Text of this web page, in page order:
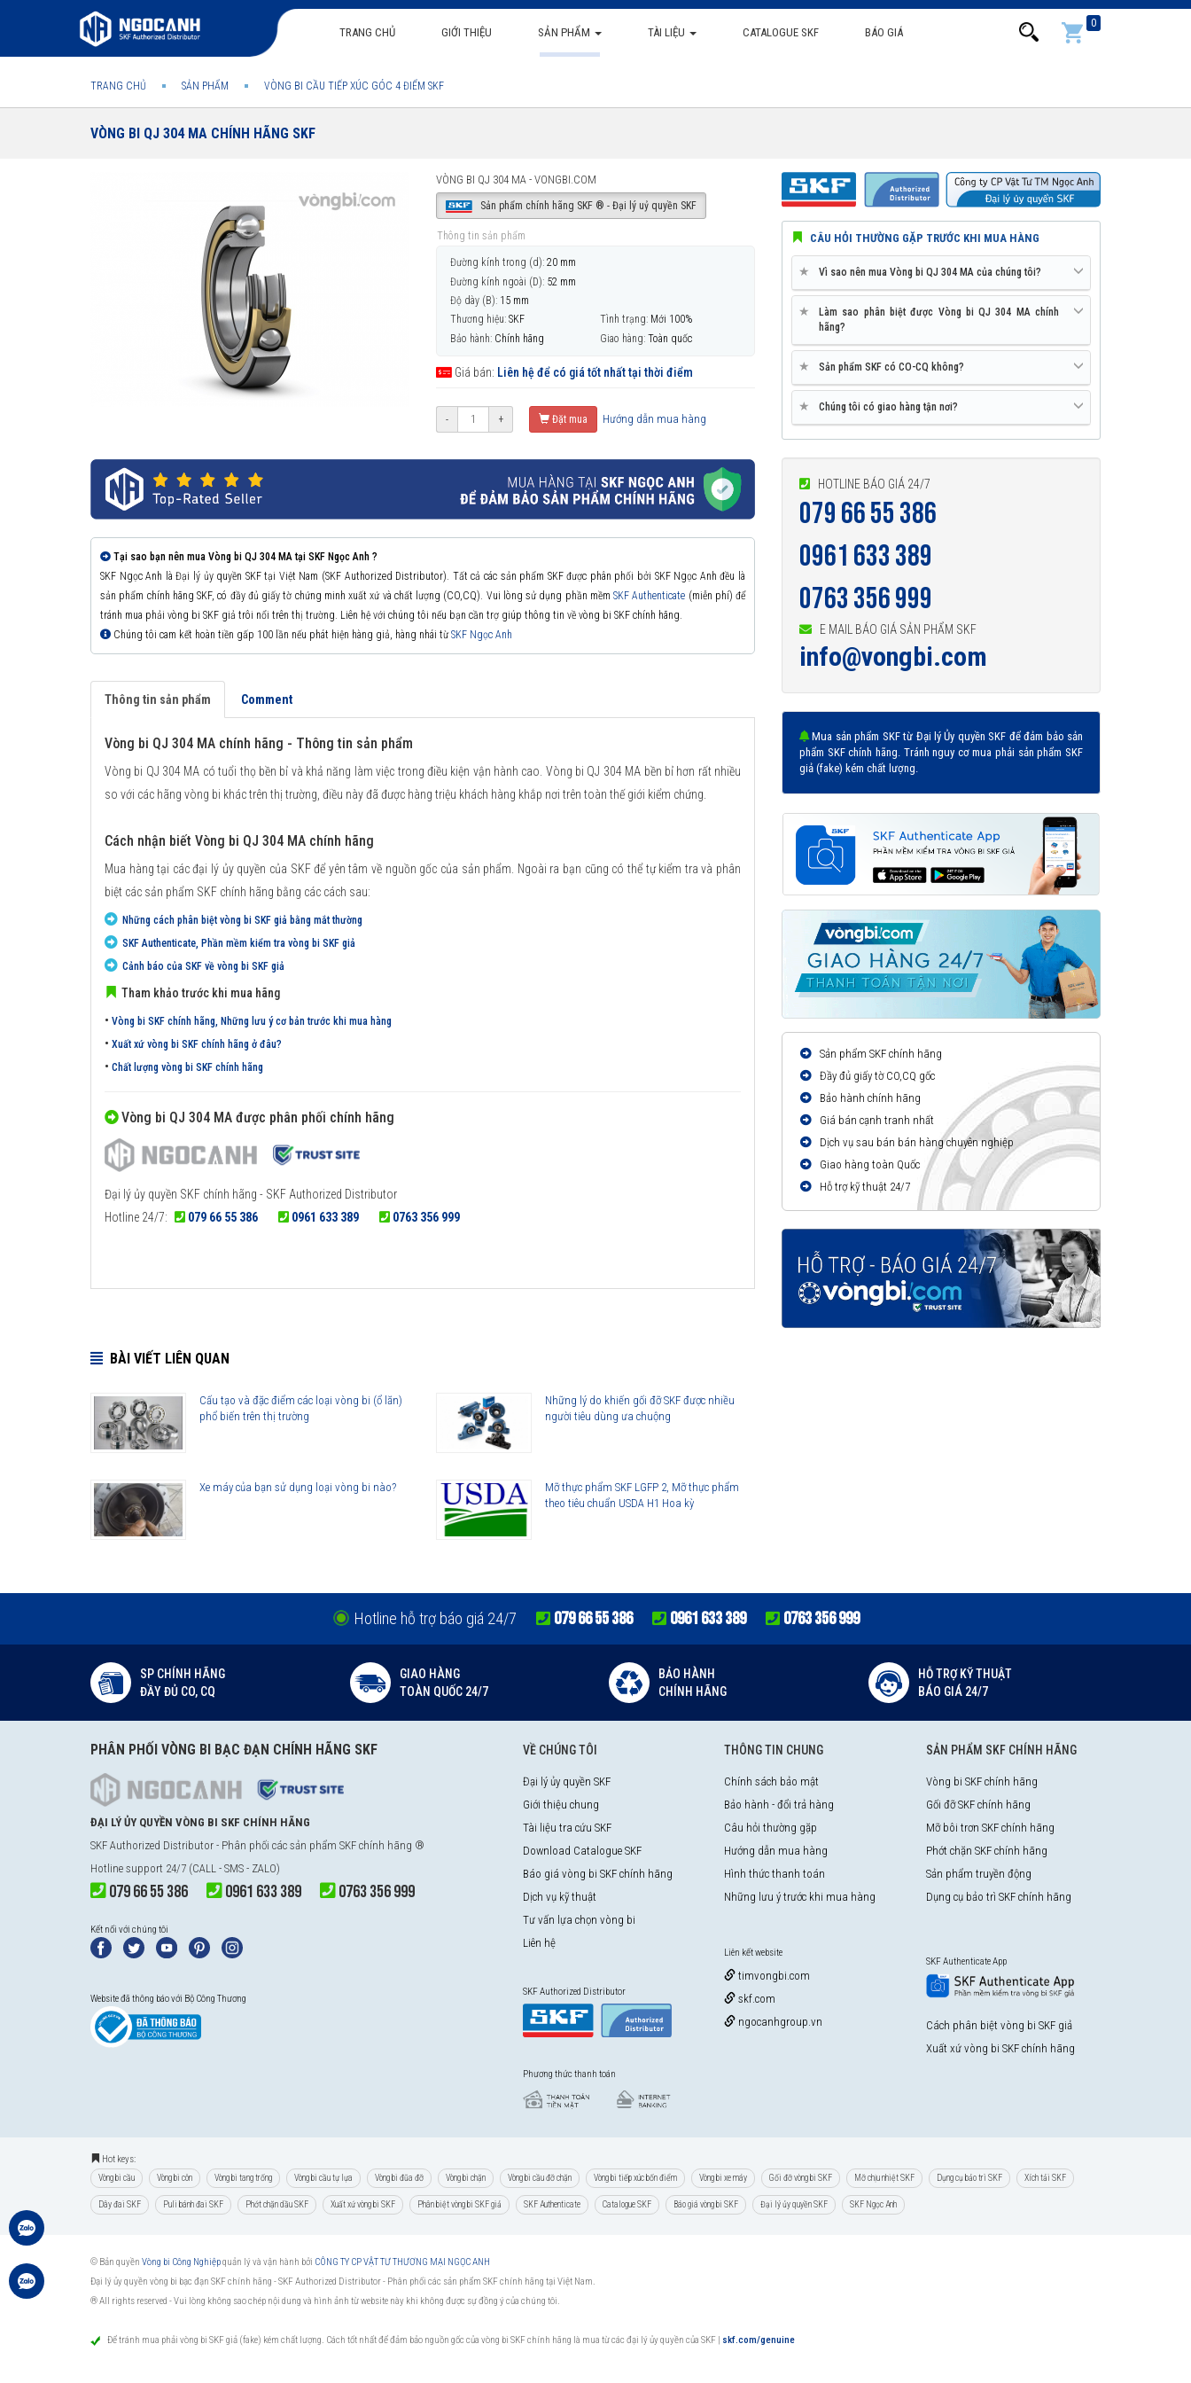
TRANG CHỦ GIỚI THIỆU SẢN PHẨM TÀI LIỆU CATALOGUE SKF BÁO GIÁ
0
TRANG CHỦ SẢN PHẨM VÒNG BI CẦU TIẾP XÚC GÓC 4 ĐIỂM SKF
VÒNG BI QJ 304 MA CHÍNH HÃNG SKF
VÒNG BI QJ 304 MA - VONGBI.COM
Sản phẩm chính hãng SKF ® - Đại lý uỷ quyền SKF
Thông tin sản phẩm
Đường kính trong (d): 20 mm
Đường kính ngoài (D): 52 mm
Độ dày (B): 15 mm
Thương hiệu: SKF Tình trạng: Mới 100%
Bảo hành: Chính hãng Giao hàng: Toàn quốc
Giá bán: Liên hệ để có giá tốt nhất tại thời điểm
- + Đặt mua Hướng dẫn mua hàng
Tại sao bạn nên mua Vòng bi QJ 304 MA tại SKF Ngọc Anh ?
SKF Ngọc Anh là Đại lý ủy quyền SKF tại Việt Nam (SKF Authorized Distributor). Tất cả các sản phẩm SKF được phân phối bởi SKF Ngọc Anh đều là
sản phẩm chính hãng SKF, có đầy đủ giấy tờ chứng minh xuất xứ và chất lượng (CO,CQ). Vui lòng sử dụng phần mềm SKF Authenticate (miễn phí) để
tránh mua phải vòng bi SKF giả trôi nổi trên thị trường. Liên hệ với chúng tôi nếu bạn cần trợ giúp thông tin về vòng bi SKF chính hãng.
Chúng tôi cam kết hoàn tiền gấp 100 lần nếu phát hiện hàng giả, hàng nhái từSKF Ngọc Anh
Thông tin sản phẩm Comment
Vòng bi QJ 304 MA chính hãng - Thông tin sản phẩm
Vòng bi QJ 304 MA có tuổi thọ bền bỉ và khả năng làm việc trong điều kiện vận hành cao. Vòng bi QJ 304 MA bền bỉ hơn rất nhiều
so với các hãng vòng bi khác trên thị trường, điều này đã được hàng triệu khách hàng khắp nơi trên toàn thế giới kiểm chứng.
Cách nhận biết Vòng bi QJ 304 MA chính hãng
Mua hàng tại các đại lý ủy quyền của SKF để yên tâm về nguồn gốc của sản phẩm. Ngoài ra bạn cũng có thể tự kiểm tra và phân
biệt các sản phẩm SKF chính hãng bằng các cách sau:
Những cách phân biệt vòng bi SKF giả bằng mắt thường
SKF Authenticate, Phần mềm kiểm tra vòng bi SKF giả
Cảnh báo của SKF về vòng bi SKF giả
Tham khảo trước khi mua hãng
• Vòng bi SKF chính hãng, Những lưu ý cơ bản trước khi mua hàng
• Xuất xứ vòng bi SKF chính hãng ở đâu?
• Chất lượng vòng bi SKF chính hãng
Vòng bi QJ 304 MA được phân phối chính hãng
Đại lý ủy quyền SKF chính hãng - SKF Authorized Distributor
Hotline 24/7:
079 66 55 386 0961 633 389 0763 356 999
BÀI VIẾT LIÊN QUAN
Cấu tạo và đặc điểm các loại vòng bi (ổ lăn)
phổ biến trên thị trường
Những lý do khiến gối đỡ SKF được nhiều
người tiêu dùng ưa chuộng
Xe máy của bạn sử dụng loại vòng bi nào?
Mỡ thực phẩm SKF LGFP 2, Mỡ thực phẩm
theo tiêu chuẩn USDA H1 Hoa kỳ
CÂU HỎI THƯỜNG GẶP TRƯỚC KHI MUA HÀNG
★ Vì sao nên mua Vòng bi QJ 304 MA của chúng tôi?
★
Làm sao phân biệt được Vòng bi QJ 304 MA chính
hãng?
★ Sản phẩm SKF có CO-CQ không?
★ Chúng tôi có giao hàng tận nơi?
HOTLINE BÁO GIÁ 24/7
079 66 55 386
0961 633 389
0763 356 999
E MAIL BÁO GIÁ SẢN PHẨM SKF
info@vongbi.com
Mua sản phẩm SKF từ Đại lý Ủy quyền SKF để đảm bảo sản
phẩm SKF chính hãng. Tránh nguy cơ mua phải sản phẩm SKF
giả (fake) kém chất lượng.
Sản phẩm SKF chính hãng
Đầy đủ giấy tờ CO,CQ gốc
Bảo hành chính hãng
Giá bán cạnh tranh nhất
Dịch vụ sau bán bán hàng chuyên nghiệp
Giao hàng toàn Quốc
Hỗ trợ kỹ thuật 24/7
Hotline hỗ trợ báo giá 24/7 079 66 55 386 0961 633 389 0763 356 999
SP CHÍNH HÃNG
ĐẦY ĐỦ CO, CQ
GIAO HÀNG
TOÀN QUỐC 24/7
BẢO HÀNH
CHÍNH HÃNG
HỖ TRỢ KỸ THUẬT
BÁO GIÁ 24/7
PHÂN PHỐI VÒNG BI BẠC ĐẠN CHÍNH HÃNG SKF
ĐẠI LÝ ỦY QUYỀN VÒNG BI SKF CHÍNH HÃNG
SKF Authorized Distributor - Phân phối các sản phẩm SKF chính hãng ®
Hotline support 24/7 (CALL - SMS - ZALO)
079 66 55 386 0961 633 389 0763 356 999
Kết nối với chúng tôi
Website đã thông báo với Bộ Công Thương
VỀ CHÚNG TÔI
Đại lý ủy quyền SKF
Giới thiệu chung
Tài liệu tra cứu SKF
Download Catalogue SKF
Báo giá vòng bi SKF chính hãng
Dịch vụ kỹ thuật
Tư vấn lựa chọn vòng bi
Liên hệ
SKF Authorized Distributor
Phương thức thanh toán
THÔNG TIN CHUNG
Chính sách bảo mật
Bảo hành - đổi trả hàng
Câu hỏi thường gặp
Hướng dẫn mua hàng
Hình thức thanh toán
Những lưu ý trước khi mua hàng
Liên kết website
timvongbi.com
skf.com
ngocanhgroup.vn
SẢN PHẨM SKF CHÍNH HÃNG
Vòng bi SKF chính hãng
Gối đỡ SKF chính hãng
Mỡ bôi trơn SKF chính hãng
Phớt chặn SKF chính hãng
Sản phẩm truyền động
Dụng cụ bảo trì SKF chính hãng
SKF Authenticate App
Cách phân biệt vòng bi SKF giả
Xuất xứ vòng bi SKF chính hãng
Hot keys:
Vòng bi cầu Vòng bi côn Vòng bi tang trống Vòng bi cầu tự lựa Vòng bi đũa đỡ Vòng bi chặn Vòng bi cầu đỡ chặn Vòng bi tiếp xúc bốn điểm Vòng bi xe máy Gối đỡ vòng bi SKF Mỡ chịu nhiệt SKF Dụng cụ bảo trì SKF Xích tải SKF
Dây đai SKF Puli bánh đai SKF Phớt chặn dầu SKF Xuất xứ vòng bi SKF Phân biệt vòng bi SKF giả SKF Authenticate Catalogue SKF Báo giá vòng bi SKF Đại lý ủy quyền SKF SKF Ngọc Anh
© Bản quyền Vòng bi Công Nghiệpquản lý và vận hành bởi CÔNG TY CP VẬT TƯ THƯƠNG MẠI NGỌC ANH
Đại lý ủy quyền vòng bi bạc đạn SKF chính hãng -SKF Authorized Distributor- Phân phối các sản phẩm SKF chính hãng tại Việt Nam.
® All rights reserved - Vui lòng không sao chép nội dung và hình ảnh từ website này khi không được sự đồng ý của chúng tôi.
Để tránh mua phải vòng bi SKF giả (fake) kém chất lượng. Cách tốt nhất để đảm bảo nguồn gốc của vòng bi SKF chính hãng là mua từ các đại lý ủy quyền của SKF skf.com/genuine